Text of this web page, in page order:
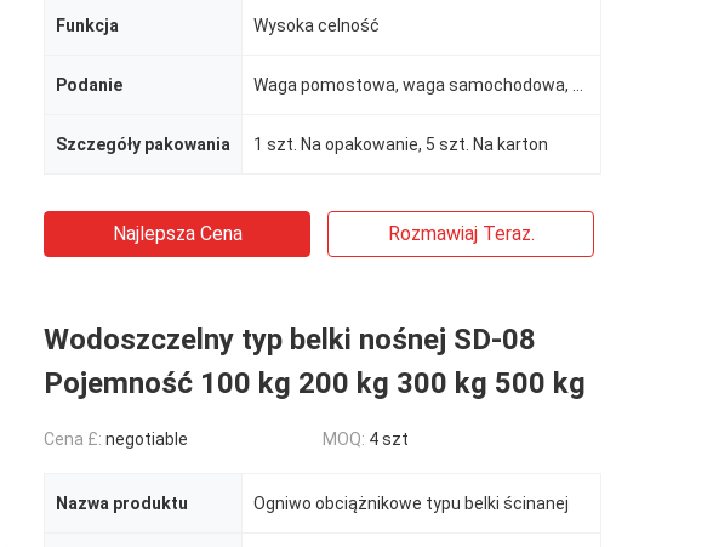
Funkcja Wysoka celność
Podanie
Szczegóły pakowania 1 szt. Na opakowanie, 5 szt. Na karton
Najlepsza Cena Rozmawiaj Teraz.
Wodoszczelny typ belki nośnej SD-08
Pojemność 100 kg 200 kg 300 kg 500 kg
Cena £: negotiable MOQ: 4 szt
Nazwa produktu Ogniwo obciążnikowe typu belki ścinanej